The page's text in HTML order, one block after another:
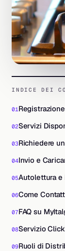
INDICE DEI
Servizi
Richiedere
Invio e
Autolettura e
Come
FAQ su
Servizio
Ruoli di